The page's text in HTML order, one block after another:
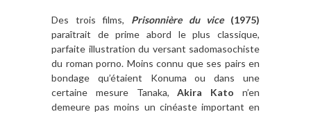
Des trois films, Prisonnière du vice(1975)
paraîtrait de prime abord le plus classique,
parfaite illustration du versant sadomasochiste
du roman porno. Moins connu que ses pairs en
bondage qu’étaient Konuma ou dans une
certaine mesure Tanaka,Akira Katon’en
demeure pas moins un cinéaste important en